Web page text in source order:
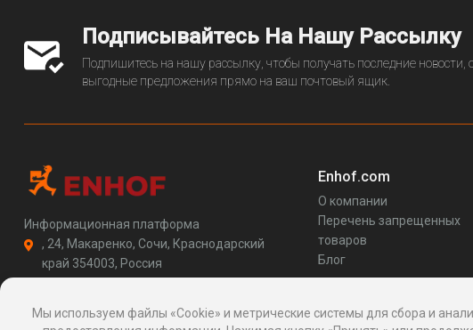
Подписывайтесь На Нашу Рассылку
Подпишитесь на нашу рассылку, чтобы получать последние новости,
выгодные предложения прямо на ваш почтовый ящик.
Информационная платформа
, 24, Макаренко, Сочи, Краснодарский
край 354003, Россия
http://enhof.com
Enhof.com
О компании
Перечень запрещенных
товаров
Блог
Мы используем файлы «Cookie» и метрические системы для сбора и